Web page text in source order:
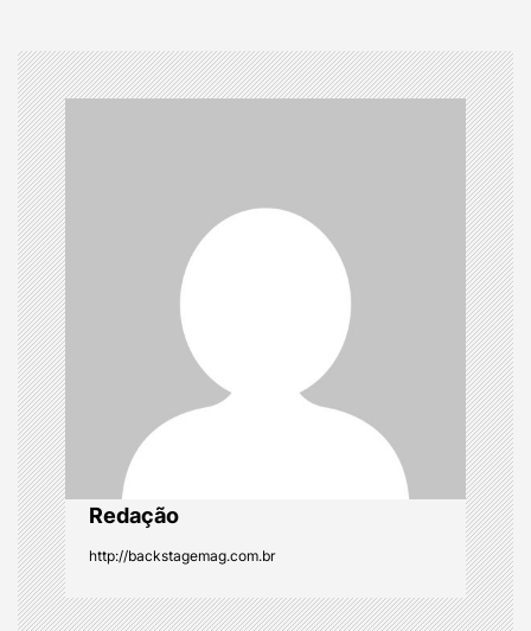
v
i
g
a
t
i
o
n
Redação
http://backstagemag.com.br